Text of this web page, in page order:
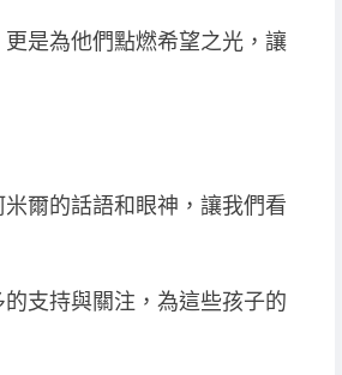
是為他們點燃希望之光，讓
爾的話語和眼神，讓我們看
支持與關注，為這些孩子的